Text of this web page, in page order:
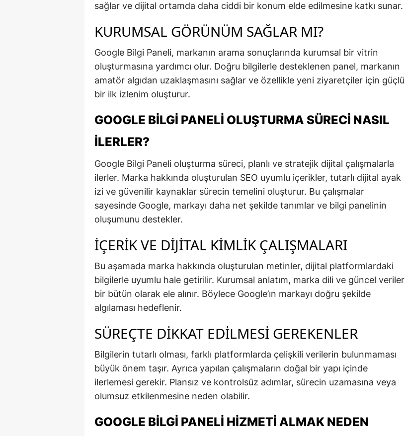
sağlar ve dijital ortamda daha ciddi bir konum elde edilmesine katkı sunar.
KURUMSAL GÖRÜNÜM SAĞLAR MI?
Google Bilgi Paneli, markanın arama sonuçlarında kurumsal bir vitrin
oluşturmasına yardımcı olur. Doğru bilgilerle desteklenen panel, markanın
amatör algıdan uzaklaşmasını sağlar ve özellikle yeni ziyaretçiler için güçlü
bir ilk izlenim oluşturur.
GOOGLE BILGI PANELI OLUŞTURMA SÜRECI NASIL
İLERLER?
Google Bilgi Paneli oluşturma süreci, planlı ve stratejik dijital çalışmalarla
ilerler. Marka hakkında oluşturulan SEO uyumlu içerikler, tutarlı dijital ayak
izi ve güvenilir kaynaklar sürecin temelini oluşturur. Bu çalışmalar
sayesinde Google, markayı daha net şekilde tanımlar ve bilgi panelinin
oluşumunu destekler.
İÇERIK VE DIJITAL KIMLIK ÇALIŞMALARI
Bu aşamada marka hakkında oluşturulan metinler, dijital platformlardaki
bilgilerle uyumlu hale getirilir. Kurumsal anlatım, marka dili ve güncel veriler
bir bütün olarak ele alınır. Böylece Google’ın markayı doğru şekilde
algılaması hedeflenir.
SÜREÇTE DIKKAT EDILMESI GEREKENLER
Bilgilerin tutarlı olması, farklı platformlarda çelişkili verilerin bulunmaması
büyük önem taşır. Ayrıca yapılan çalışmaların doğal bir yapı içinde
ilerlemesi gerekir. Plansız ve kontrolsüz adımlar, sürecin uzamasına veya
olumsuz etkilenmesine neden olabilir.
GOOGLE BILGI PANELI HIZMETI ALMAK NEDEN